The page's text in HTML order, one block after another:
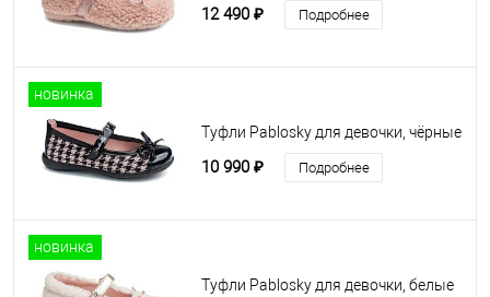
12 490 ₽ Подробнее
новинка
Туфли Pablosky для девочки, чёрные
10 990 ₽ Подробнее
новинка
Туфли Pablosky для девочки, белые